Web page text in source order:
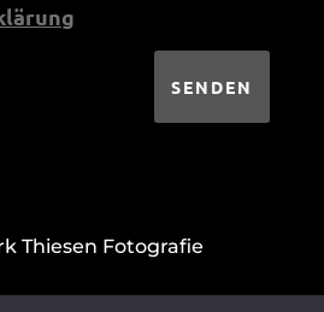
SENDEN
Thiesen Fotografie